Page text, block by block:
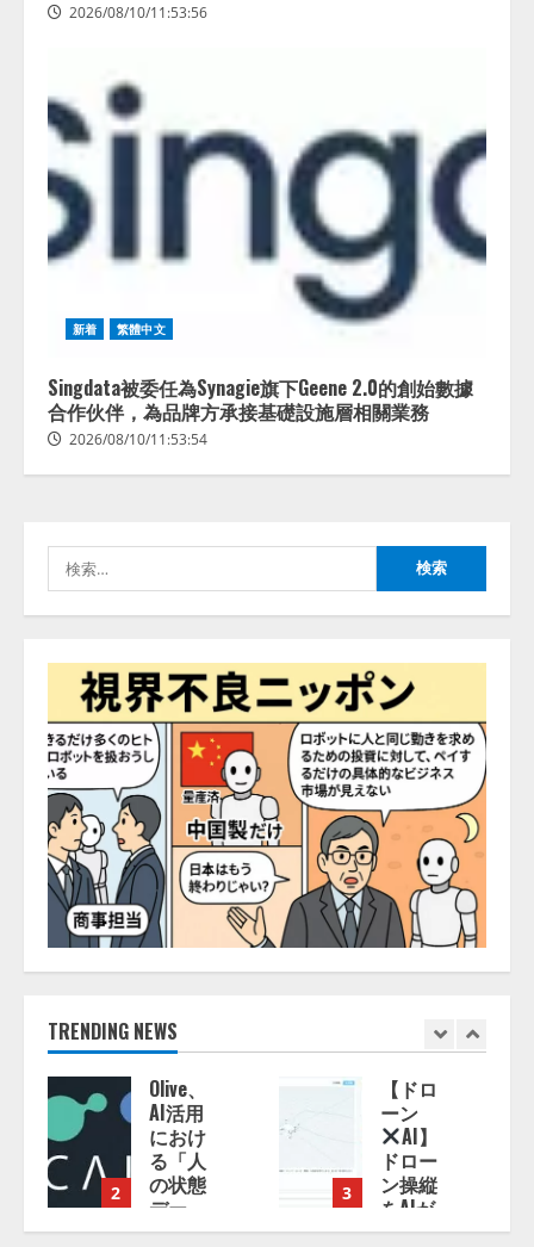
2026/08/10/11:53:56
新着 繁體中文
Singdata被委任為Synagie旗下Geene 2.0的創始數據
合作伙伴，為品牌方承接基礎設施層相關業務
2026/08/10/11:53:54
索:
TRENDING NEWS
3
【ドロ
ーン
AI】
ドロー
ン操縦
をAIが
アドバ
4
【開催
報告】
次世代
AIプラ
ットフ
ォーム
「TAIZA」